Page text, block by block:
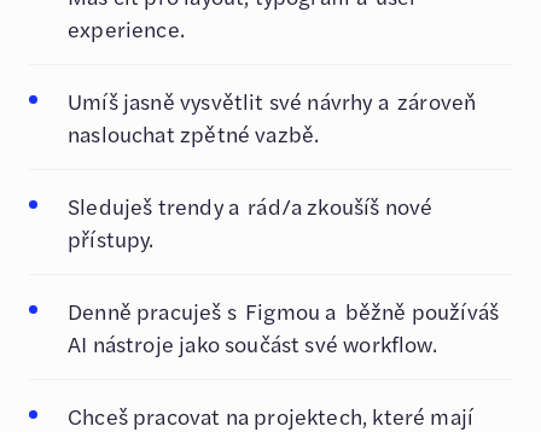
experience.
Umíš jasně vysvětlit své návrhy a zároveň
naslouchat zpětné vazbě.
Sleduješ trendy a rád/a zkoušíš nové
přístupy.
Denně pracuješ s Figmou a běžně používáš
AI nástroje jako součást své workflow.
Chceš pracovat na projektech, které mají